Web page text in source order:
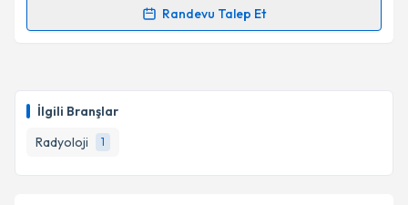
İlgili Branşlar
Radyoloji
1
Takvim Talebini Gönder
Randevu Talep Et
E-posta Adresiniz